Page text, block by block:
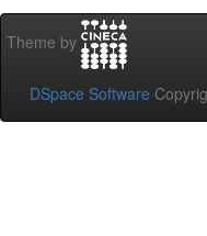
Theme by
DSpace Software